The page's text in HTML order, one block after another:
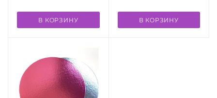
В КОРЗИНУ В КОРЗИНУ